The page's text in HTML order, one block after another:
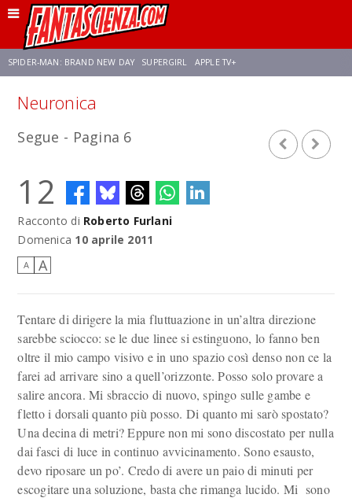
SPIDER-MAN: BRAND NEW DAY SUPERGIRL APPLE TV+
Neuronica
Segue - Pagina 6
12
Racconto di Roberto Furlani
Domenica 10 aprile 2011
A A
Tentare di dirigere la mia fluttuazione in un’altra direzione
sarebbe sciocco: se le due linee si estinguono, lo fanno ben
oltre il mio campo visivo e in uno spazio così denso non ce la
farei ad arrivare sino a quell’orizzonte. Posso solo provare a
salire ancora. Mi sbraccio di nuovo, spingo sulle gambe e
fletto i dorsali quanto più posso. Di quanto mi sarò spostato?
Una decina di metri? Eppure non mi sono discostato per nulla
dai fasci di luce in continuo avvicinamento. Sono esausto,
devo riposare un po’. Credo di avere un paio di minuti per
escogitare una soluzione, basta che rimanga lucido. Mi sono